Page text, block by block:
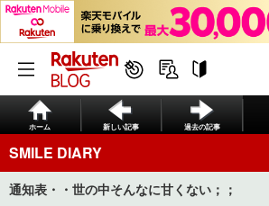
ホーム 新しい記事 過去の記事
SMILE DIARY
通知表・・世の中そんなに甘くない；；